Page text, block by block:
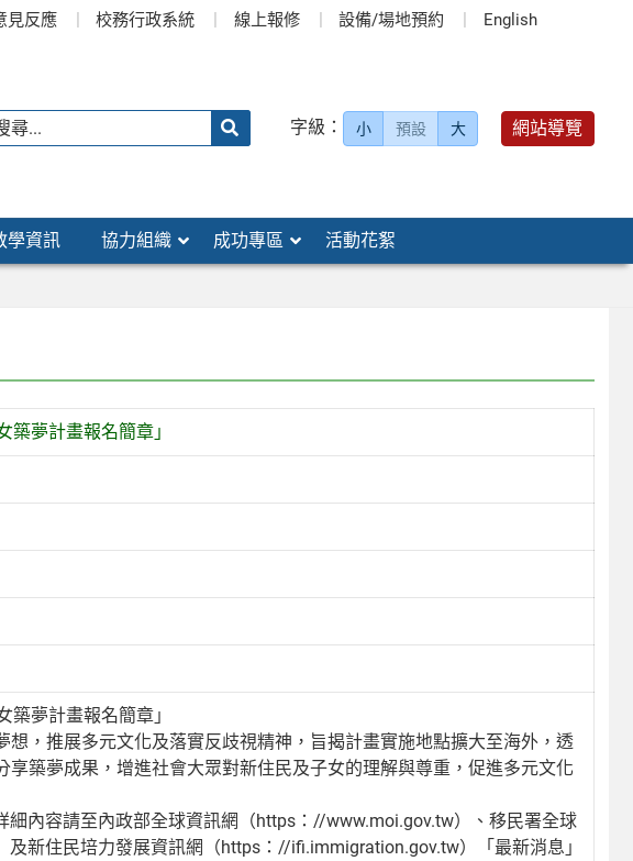
見反應 校務行政系統 線上報修 設備/場地預約 English
字級： 小 預設 大 網站導覽
學資訊 協力組織 成功專區 活動花絮
築夢計畫報名簡章」
築夢計畫報名簡章」
，推展多元文化及落實反歧視精神，旨揭計畫實施地點擴大至海外，透
築夢成果，增進社會大眾對新住民及子女的理解與尊重，促進多元文化
細內容請至內政部全球資訊網（https：//www.moi.gov.tw）、移民署全球
新住民培力發展資訊網（https：//ifi.immigration.gov.tw）「最新消息」